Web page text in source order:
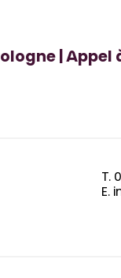
|
T.
E.